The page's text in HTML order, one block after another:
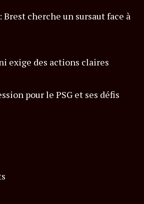
cherche un sursaut face à
exige des actions claires
pour le PSG et ses défis